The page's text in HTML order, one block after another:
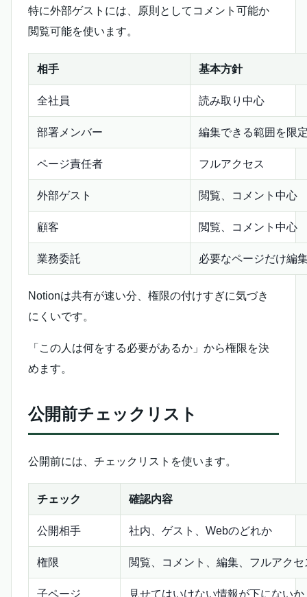
特に外部ゲストには、原則としてコメント可能か
閲覧可能を使います。
相手 基本方針
全社員 読み取り中心
部署メンバー 編集できる範囲を限
ページ責任者 フルアクセス
外部ゲスト 閲覧、コメント中心
顧客 閲覧、コメント中心
業務委託 必要なページだけ編
Notionは共有が速い分、権限の付けすぎに気づき
にくいです。
「この人は何をする必要があるか」から権限を決
めます。
公開前チェックリスト
公開前には、チェックリストを使います。
チェック 確認内容
公開相手 社内、ゲスト、Webのどれか
権限 閲覧、コメント、編集、フルアク
子ページ 見せてはいけない情報が下にないか